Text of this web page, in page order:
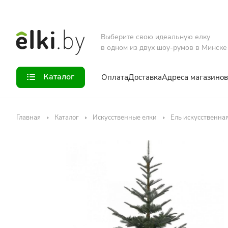
Выберите свою идеальную елку
в одном из двух шоу-румов в Минске
Каталог ОплатаДоставкаАдреса магазинов
Главная Каталог Искусственные елки Ель